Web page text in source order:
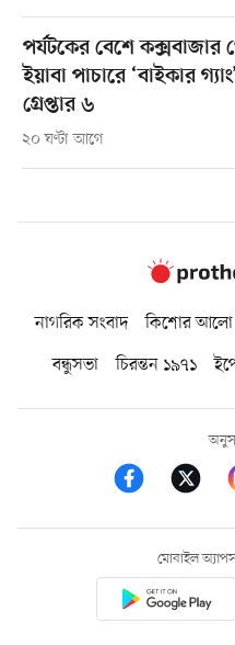
পর্যটকের বেশে কক্সবাজার
ইয়াবা পাচারে ‘বাইকার
গ্রেপ্তার ৬
২০ ঘণ্টা আগে
নাগরিক সংবাদ কিশোর আলো
বন্ধুসভা
চিরন্তন ১৯৭১
মোবাইল